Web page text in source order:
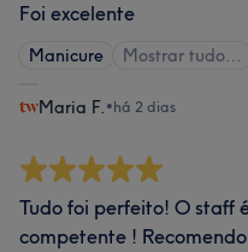
Foi excelente
Manicure Mostrar tudo…
Maria F. •há 2 dias
Tudo foi perfeito! O staff
competente !